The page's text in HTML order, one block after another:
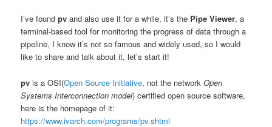
I’ve foundpv and also use it for a while, it’s the Pipe Viewer, a
terminal-based tool for monitoring the progress of data through a
pipeline, I know it’s not so famous and widely used, so I would
like to share and talk about it, let’s start it!
pv is a OSI(Open Source Initiative, not the networkOpen
Systems Interconnection model) certified open source software,
here is the homepage of it:
https://www.ivarch.com/programs/pv.shtml